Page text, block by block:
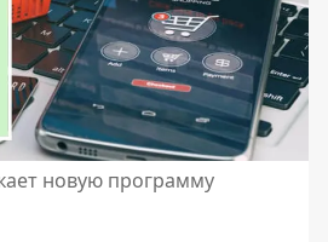
новую программу